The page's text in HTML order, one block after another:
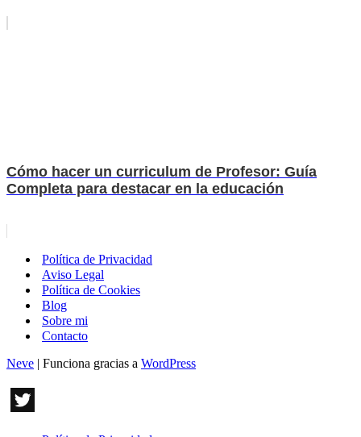
Cómo hacer un curriculum de Profesor: Guía
Completa para destacar en la educación
Política de Privacidad
Aviso Legal
Política de Cookies
Blog
Sobre mi
Contacto
Neve | Funciona gracias a WordPress